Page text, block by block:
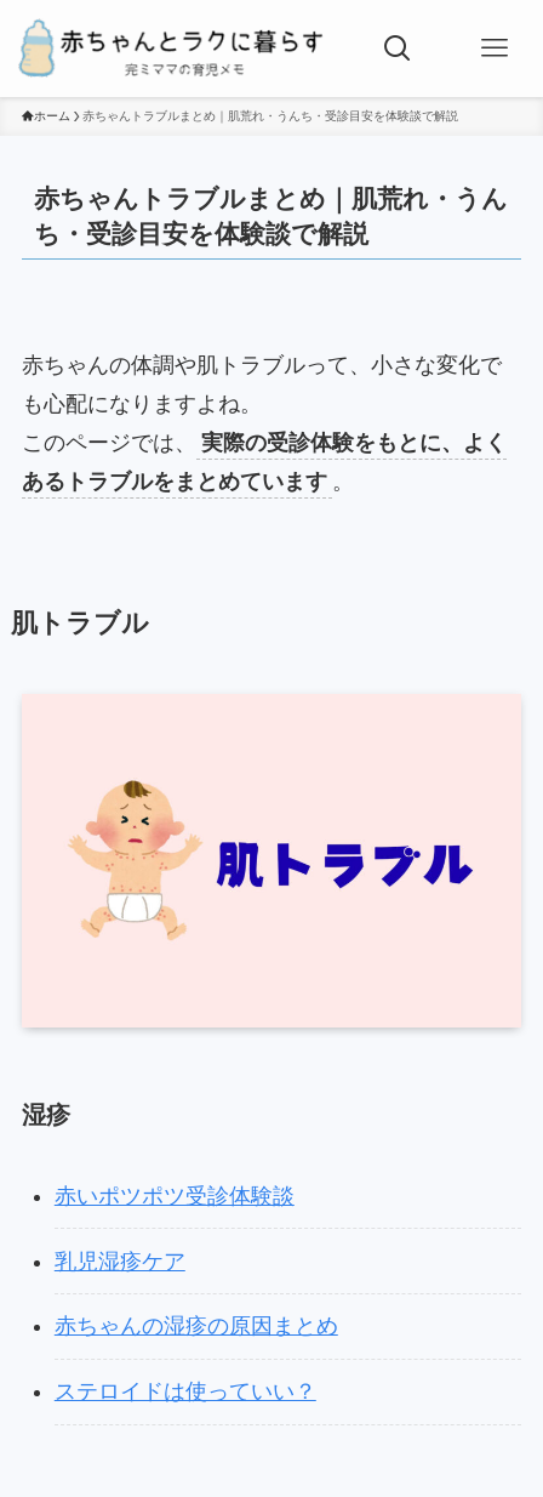
ホーム 赤ちゃんトラブルまとめ｜肌荒れ・うんち・受診目安を体験談で解説
赤ちゃんトラブルまとめ｜肌荒れ・うん
ち・受診目安を体験談で解説
赤ちゃんの体調や肌トラブルって、小さな変化で
も心配になりますよね。
このページでは、
実際の受診体験をもとに、よく
あるトラブルをまとめています 。
肌トラブル
湿疹
赤いポツポツ受診体験談
乳児湿疹ケア
赤ちゃんの湿疹の原因まとめ
ステロイドは使っていい？